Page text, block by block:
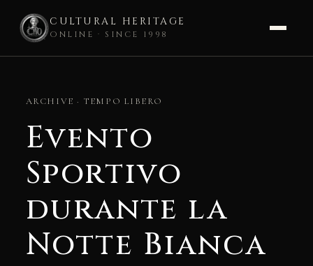
CULTURAL HERITAGE
ONLINE · SINCE 1998
contentARCHIVE · TEMPO LIBERO
Evento
Sportivo
durante la
Notte Bianca